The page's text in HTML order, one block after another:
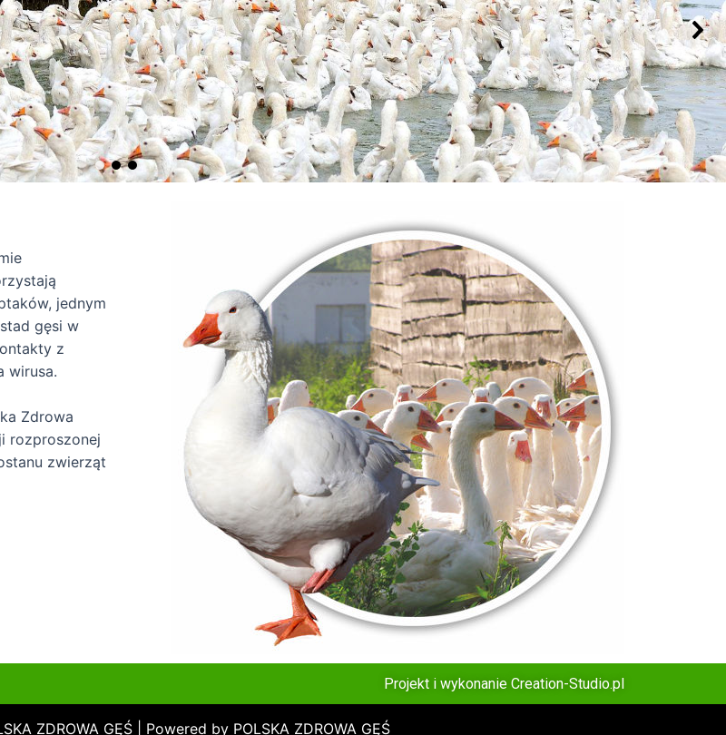
jednym
gęsi w
z
wirusa.
Zdrowa
rozproszonej
zwierząt
Projekt i wykonanie Creation-Studio.pl
ZDROWA GĘŚ | Powered by POLSKA ZDROWA GĘŚ